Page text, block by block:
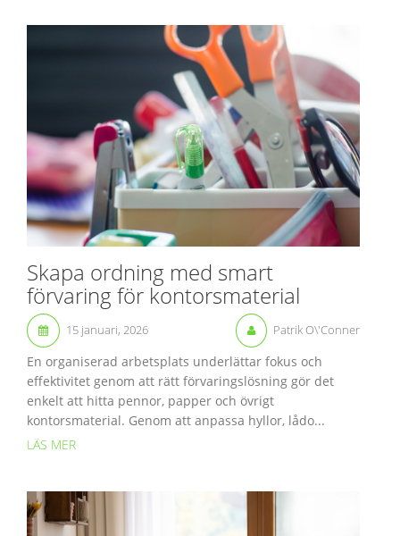
Skapa ordning med smart
förvaring för kontorsmaterial
15 januari, 2026 Patrik O\'Conner
En organiserad arbetsplats underlättar fokus och
effektivitet genom att rätt förvaringslösning gör det
enkelt att hitta pennor, papper och övrigt
kontorsmaterial. Genom att anpassa hyllor, lådo...
LÄS MER